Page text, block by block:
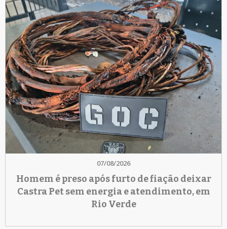
07/08/2026
Homem é preso após furto de fiação deixar
Castra Pet sem energia e atendimento, em
Rio Verde